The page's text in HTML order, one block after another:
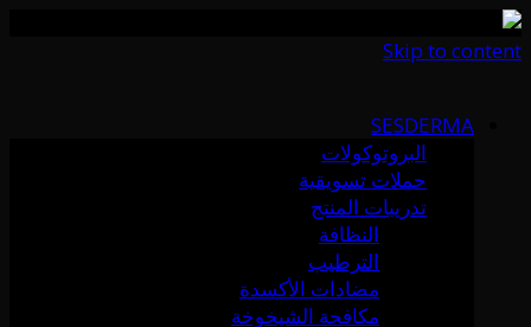
Skip to content
SESDERMA
البروتوكولات
حملات تسويقية
تدريبات المنتج
النظافة
الترطيب
مضادات الأكسدة
مكافحة الشيخوخة